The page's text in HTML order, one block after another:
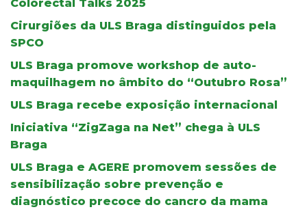
Colorectal Talks 2025
Cirurgiões da ULS Braga distinguidos pela
SPCO
ULS Braga promove workshop de auto-
maquilhagem no âmbito do “Outubro Rosa”
ULS Braga recebe exposição internacional
Iniciativa “ZigZaga na Net” chega à ULS
Braga
ULS Braga e AGERE promovem sessões de
sensibilização sobre prevenção e
diagnóstico precoce do cancro da mama